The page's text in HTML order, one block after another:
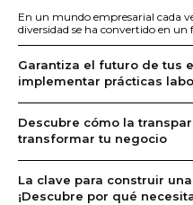
En un mundo empresarial cada
diversidad se ha convertido en un
Garantiza el futuro de tus
implementar prácticas
Descubre cómo la
transformar tu negocio
La clave para construir
¡Descubre por qué